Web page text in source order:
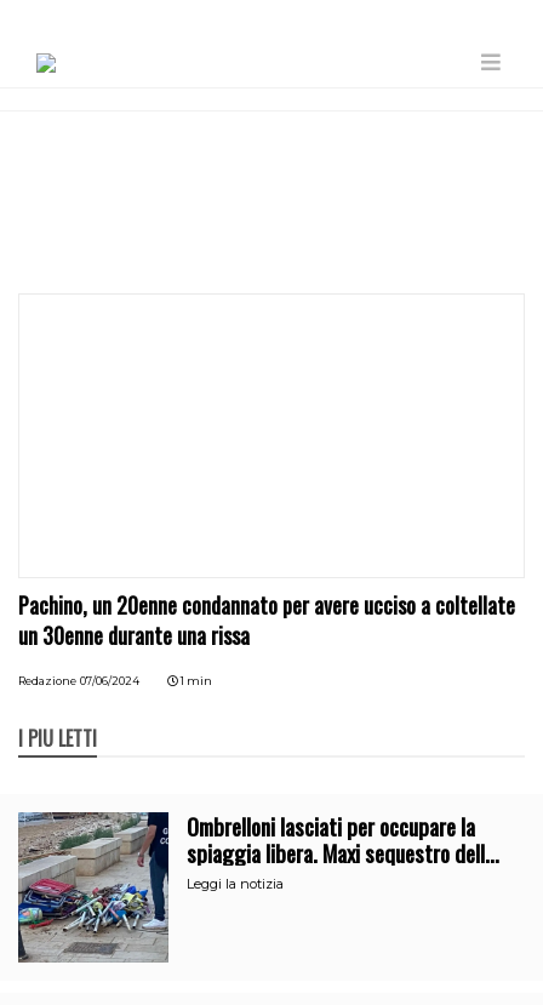
Pachino, un 20enne condannato per avere ucciso a coltellate
un 30enne durante una rissa
Redazione 07/06/2024 1 min
I PIÙ LETTI
Ombrelloni lasciati per occupare la
spiaggia libera. Maxi sequestro della
Guardia Costiera
Leggi la notizia